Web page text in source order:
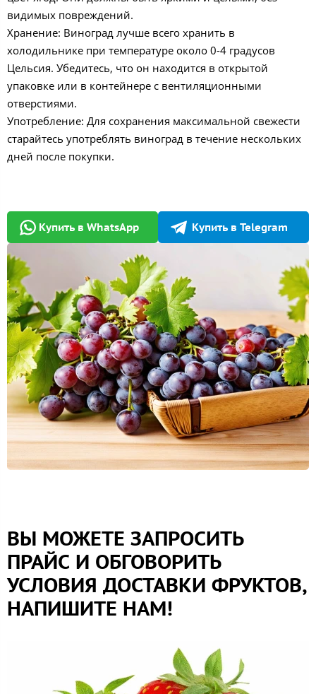
видимых повреждений.
Хранение: Виноград лучше всего хранить в
холодильнике при температуре около 0-4 градусов
Цельсия. Убедитесь, что он находится в открытой
упаковке или в контейнере с вентиляционными
отверстиями.
Употребление: Для сохранения максимальной свежести
старайтесь употреблять виноград в течение нескольких
дней после покупки.
Купить в WhatsApp Купить в Telegram
ВЫ МОЖЕТЕ ЗАПРОСИТЬ
ПРАЙС И ОБГОВОРИТЬ
УСЛОВИЯ ДОСТАВКИ ФРУКТОВ,
НАПИШИТЕ НАМ!